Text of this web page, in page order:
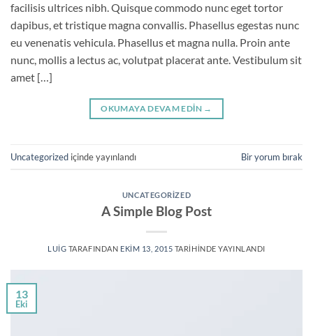
facilisis ultrices nibh. Quisque commodo nunc eget tortor
dapibus, et tristique magna convallis. Phasellus egestas nunc
eu venenatis vehicula. Phasellus et magna nulla. Proin ante
nunc, mollis a lectus ac, volutpat placerat ante. Vestibulum sit
amet […]
OKUMAYA DEVAM EDIN →
Uncategorized içinde yayınlandı Bir yorum bırak
UNCATEGORIZED
A Simple Blog Post
LUIG TARAFINDAN EKIM 13, 2015 TARIHINDE YAYINLANDI
13
Eki